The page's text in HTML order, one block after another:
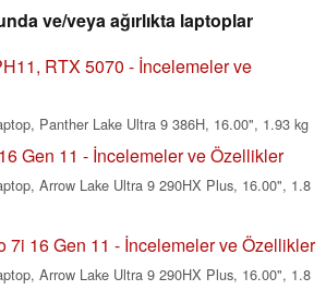
ve/veya ağırlıkta laptoplar
RTX 5070 - İncelemeler ve
Panther Lake Ultra 9 386H, 16.00", 1.93 kg
Gen 11 - İncelemeler ve Özellikler
Arrow Lake Ultra 9 290HX Plus, 16.00", 1.8
7i 16 Gen 11 - İncelemeler ve Özellikler
Arrow Lake Ultra 9 290HX Plus, 16.00", 1.8